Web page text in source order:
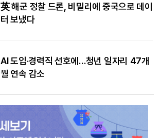
英 해군 정찰 드론, 비밀리에 중국으로 데이
터 보냈다
AI 도입·경력직 선호에…청년 일자리 47개
월 연속 감소